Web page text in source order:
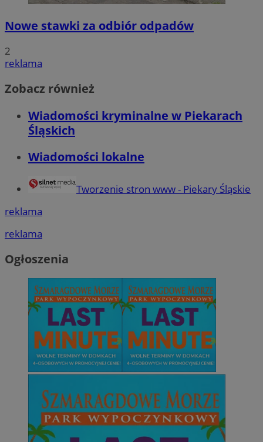
Nowe stawki za odbiór odpadów
2
reklama
Zobacz również
Wiadomości kryminalne w Piekarach
Śląskich
Wiadomości lokalne
Tworzenie stron www - Piekary Śląskie
reklama
reklama
Ogłoszenia